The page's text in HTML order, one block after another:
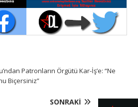
Patronların Örgütü Kar-İş’e: “Ne
Biçersiniz”
SONRAKI